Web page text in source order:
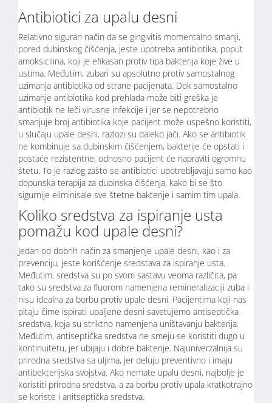
Antibiotici za upalu desni
Relativno siguran način da se gingivitis momentalno smanji,
pored dubinskog čišćenja, jeste upotreba antibiotika, poput
amoksicilina, koji je efikasan protiv tipa bakterija koje žive u
ustima. Međutim, zubari su apsolutno protiv samostalnog
uzimanja antibiotika od strane pacijenata. Dok samostalno
uzimanje antibiotika kod prehlada može biti greška je
antibiotik ne leči virusne infekcije i jer se nepotrebno
smanjuje broj antibiotika koje pacijent može uspešno koristiti,
u slučaju upale desni, razlozi su daleko jači. Ako se antibiotik
ne kombinuje sa dubinskim čišćenjem, bakterije će opstati i
postaće rezistentne, odnosno pacijent će napraviti ogromnu
štetu. To je razlog zašto se antibiotici upotrebljavaju samo kao
dopunska terapija za dubinska čišćenja, kako bi se što
sigurnije eliminisale sve štetne bakterije i samim tim upala.
Koliko sredstva za ispiranje usta
pomažu kod upale desni?
Jedan od dobrih način za smanjenje upale desni, kao i za
prevenciju, jeste korišćenje sredstava za ispiranje usta.
Međutim, sredstva su po svom sastavu veoma različita, pa
tako su sredstva za fluorom namenjena remineralizaciji zuba i
nisu idealna za borbu protiv upale desni. Pacijentima koji nas
pitaju čime ispirati upaljene desni savetujemo antiseptička
sredstva, koja su striktno namenjena uništavanju bakterija.
Međutim, antiseptička sredstva ne smeju se koristiti dugo u
kontinuitetu, jer ubijaju i dobre bakterije. Najuniverzalnija su
prirodna sredstva sa uljima, jer deluju preventivno i imaju
antibekterijska svojstva. Ako nemate upalu desni, najbolje je
koristiti prirodna sredstva, a za borbu protiv upala kratkotrajno
se koriste i anitseptička sredstva.